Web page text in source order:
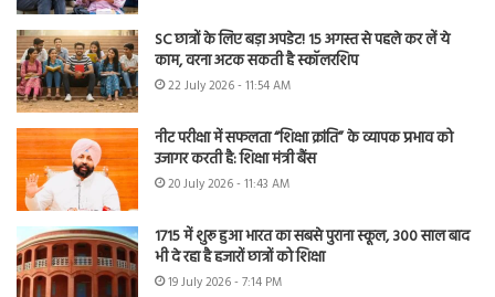
SC छात्रों के लिए बड़ा अपडेट! 15 अगस्त से पहले कर लें ये
काम, वरना अटक सकती है स्कॉलरशिप
22 July 2026 - 11:54 AM
नीट परीक्षा में सफलता “शिक्षा क्रांति” के व्यापक प्रभाव को
उजागर करती है: शिक्षा मंत्री बैंस
20 July 2026 - 11:43 AM
1715 में शुरू हुआ भारत का सबसे पुराना स्कूल, 300 साल बाद
भी दे रहा है हजारों छात्रों को शिक्षा
19 July 2026 - 7:14 PM